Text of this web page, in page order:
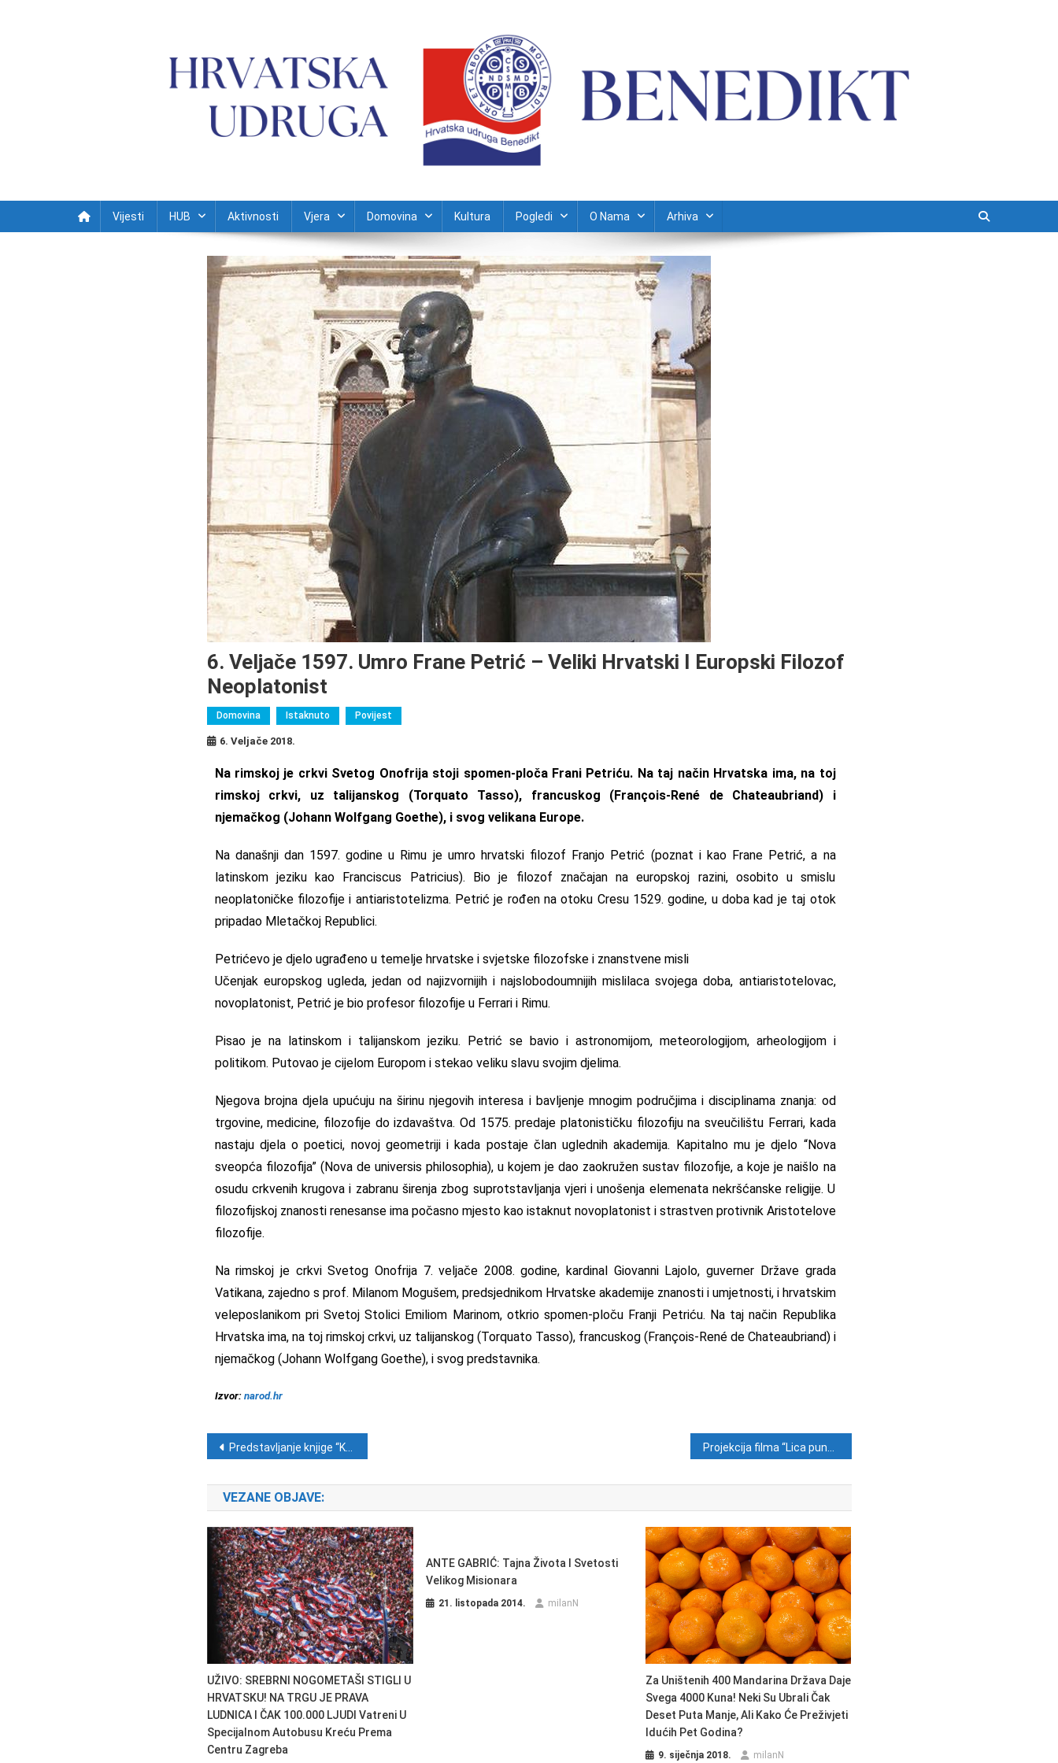
Vijesti HUB Aktivnosti Vjera Domovina Kultura Pogledi O Nama Arhiva
6. Veljače 1597. Umro Frane Petrić – Veliki Hrvatski I Europski Filozof
Neoplatonist
Domovina Istaknuto Povijest
6. Veljače 2018.
Na rimskoj je crkvi Svetog Onofrija stoji spomen-ploča Frani Petriću. Na taj način Hrvatska ima, na toj
rimskoj crkvi, uz talijanskog (Torquato Tasso), francuskog (François-René de Chateaubriand) i
njemačkog (Johann Wolfgang Goethe), i svog velikana Europe.
Na današnji dan 1597. godine u Rimu je umro hrvatski filozof Franjo Petrić (poznat i kao Frane Petrić, a na
latinskom jeziku kao Franciscus Patricius). Bio je filozof značajan na europskoj razini, osobito u smislu
neoplatoničke filozofije i antiaristotelizma. Petrić je rođen na otoku Cresu 1529. godine, u doba kad je taj otok
pripadao Mletačkoj Republici.
Petrićevo je djelo ugrađeno u temelje hrvatske i svjetske filozofske i znanstvene misli
Učenjak europskog ugleda, jedan od najizvornijih i najslobodoumnijih mislilaca svojega doba, antiaristotelovac,
novoplatonist, Petrić je bio profesor filozofije u Ferrari i Rimu.
Pisao je na latinskom i talijanskom jeziku. Petrić se bavio i astronomijom, meteorologijom, arheologijom i
politikom. Putovao je cijelom Europom i stekao veliku slavu svojim djelima.
Njegova brojna djela upućuju na širinu njegovih interesa i bavljenje mnogim područjima i disciplinama znanja: od
trgovine, medicine, filozofije do izdavaštva. Od 1575. predaje platonističku filozofiju na sveučilištu Ferrari, kada
nastaju djela o poetici, novoj geometriji i kada postaje član uglednih akademija. Kapitalno mu je djelo “Nova
sveopća filozofija” (Nova de universis philosophia), u kojem je dao zaokružen sustav filozofije, a koje je naišlo na
osudu crkvenih krugova i zabranu širenja zbog suprotstavljanja vjeri i unošenja elemenata nekršćanske religije. U
filozofijskoj znanosti renesanse ima počasno mjesto kao istaknut novoplatonist i strastven protivnik Aristotelove
filozofije.
Na rimskoj je crkvi Svetog Onofrija 7. veljače 2008. godine, kardinal Giovanni Lajolo, guverner Države grada
Vatikana, zajedno s prof. Milanom Mogušem, predsjednikom Hrvatske akademije znanosti i umjetnosti, i hrvatskim
veleposlanikom pri Svetoj Stolici Emiliom Marinom, otkrio spomen-ploču Franji Petriću. Na taj način Republika
Hrvatska ima, na toj rimskoj crkvi, uz talijanskog (Torquato Tasso), francuskog (François-René de Chateaubriand) i
njemačkog (Johann Wolfgang Goethe), i svog predstavnika.
Izvor: narod.hr
Navigacija objava
Predstavljanje knjige “Komunistički progon i mučeništvo blaženoga Alojzija Stepinca” u Splitu
VEZANE OBJAVE:
UŽIVO: SREBRNI NOGOMETAŠI STIGLI U
HRVATSKU! NA TRGU JE PRAVA
LUDNICA I ČAK 100.000 LJUDI Vatreni U
Specijalnom Autobusu Kreću Prema
Centru Zagreba
ANTE GABRIĆ: Tajna Života I Svetosti
Velikog Misionara
21. listopada 2014. milanN
Za Uništenih 400 Mandarina Država Daje
Svega 4000 Kuna! Neki Su Ubrali Čak
Deset Puta Manje, Ali Kako Će Preživjeti
Idućih Pet Godina?
9. siječnja 2018. milanN